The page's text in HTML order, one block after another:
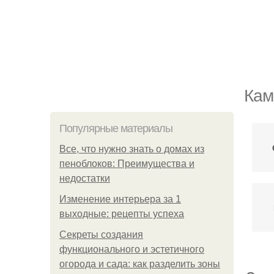
Популярные материалы
Все, что нужно знать о домах из
пеноблоков: Преимущества и
недостатки
Изменение интерьера за 1
выходные: рецепты успеха
Секреты создания
функционального и эстетичного
огорода и сада: как разделить зоны